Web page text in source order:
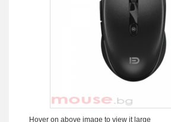
Hover on above image to view it large